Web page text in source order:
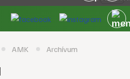
AMK Archívum